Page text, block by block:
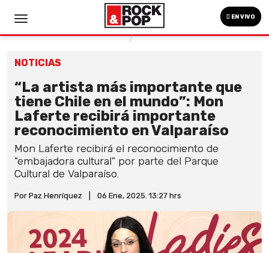
EN VIVO
NOTICIAS
“La artista más importante que
tiene Chile en el mundo”: Mon
Laferte recibirá importante
reconocimiento en Valparaíso
Mon Laferte recibirá el reconocimiento de
"embajadora cultural" por parte del Parque
Cultural de Valparaíso.
Por Paz Henríquez 06 Ene, 2025. 13:27 hrs